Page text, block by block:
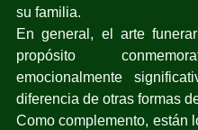
su familia.
En general, el arte
propósito
emocionalmente
diferencia de otras formas
Como complemento, están